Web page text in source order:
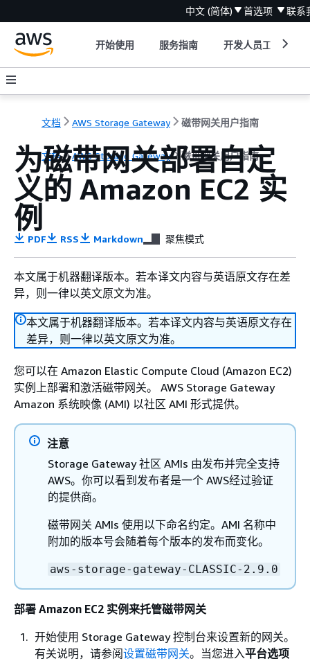
中文 (简体) 首选项 联系
开始使用 服务指南 开发人员工具
文档 AWS Storage Gateway 磁带网关用户指南
文档 AWS Storage Gateway 磁带网关用户指南
为磁带网关部署自定
义的 Amazon EC2 实
例
PDF RSS Markdown 聚焦模式
本文属于机器翻译版本。若本译文内容与英语原文存在差
异，则一律以英文原文为准。
本文属于机器翻译版本。若本译文内容与英语原文存在
差异，则一律以英文原文为准。
您可以在 Amazon Elastic Compute Cloud (Amazon EC2)
实例上部署和激活磁带网关。 AWS Storage Gateway
Amazon 系统映像 (AMI) 以社区 AMI 形式提供。
注意
Storage Gateway 社区 AMIs 由发布并完全支持
AWS。你可以看到发布者是一个 AWS经过验证
的提供商。
磁带网关 AMIs 使用以下命名约定。AMI 名称中
附加的版本号会随着每个版本的发布而变化。
aws-storage-gateway-CLASSIC-2.9.0
部署 Amazon EC2 实例来托管磁带网关
开始使用 Storage Gateway 控制台来设置新的网关。
有关说明，请参阅设置磁带网关。当您进入平台选项